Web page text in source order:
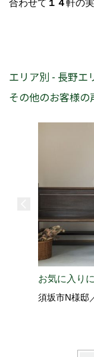
合わせて １４軒の
エリア別 - 長野エ
その他のお客様の
お気に入り
須坂市N様邸